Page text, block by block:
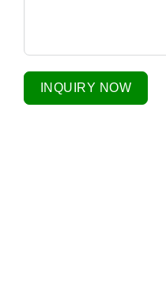
INQUIRY NOW